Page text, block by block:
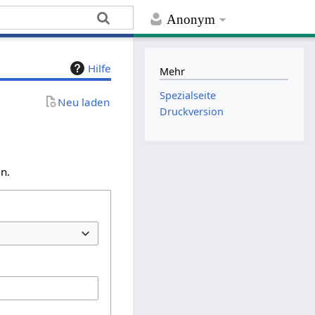
Anonym
Hilfe
Neu laden
Mehr
Spezialseite
Druckversion